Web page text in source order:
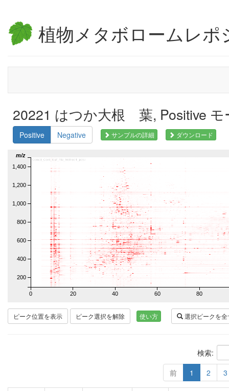
植物メタボロームレポ
20221 はつか大根 葉, Positive モ
Positive Negative サンプルの詳細 ダウンロード
0 20 40 60 80
200
400
600
800
1,000
1,200
1,400
m/z
ピーク位置を表示 ピーク選択を解除 使い方 選択ピークを
検索:
前
1 2 3